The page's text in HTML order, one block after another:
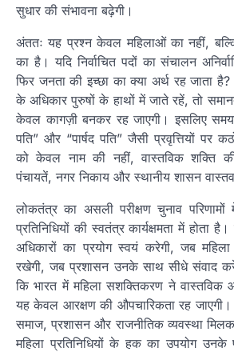
सुधार की संभावना बढ़ेगी।
अंततः यह प्रश्न केवल महिलाओं का नहीं,
का है। यदि निर्वाचित पदों का संचालन
फिर जनता की इच्छा का क्या अर्थ रह जाता है?
के अधिकार पुरुषों के हाथों में जाते रहें, तो
केवल कागज़ी बनकर रह जाएगी। इसलिए
पति” और “पार्षद पति” जैसी प्रवृत्तियों पर
को केवल नाम की नहीं, वास्तविक शक्ति की
पंचायतें, नगर निकाय और स्थानीय शासन
लोकतंत्र का असली परीक्षण चुनाव परिणामों
प्रतिनिधियों की स्वतंत्र कार्यक्षमता में होता
अधिकारों का प्रयोग स्वयं करेगी, जब महिला
रखेगी, जब प्रशासन उनके साथ सीधे संवाद
कि भारत में महिला सशक्तिकरण ने वास्तविक
यह केवल आरक्षण की औपचारिकता रह
समाज, प्रशासन और राजनीतिक व्यवस्था
महिला प्रतिनिधियों के हक का उपयोग उनके